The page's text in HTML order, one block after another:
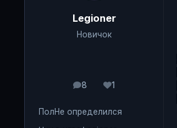
Legioner
Новичок
8
сообщения
1
Репутация
ПолНе определился